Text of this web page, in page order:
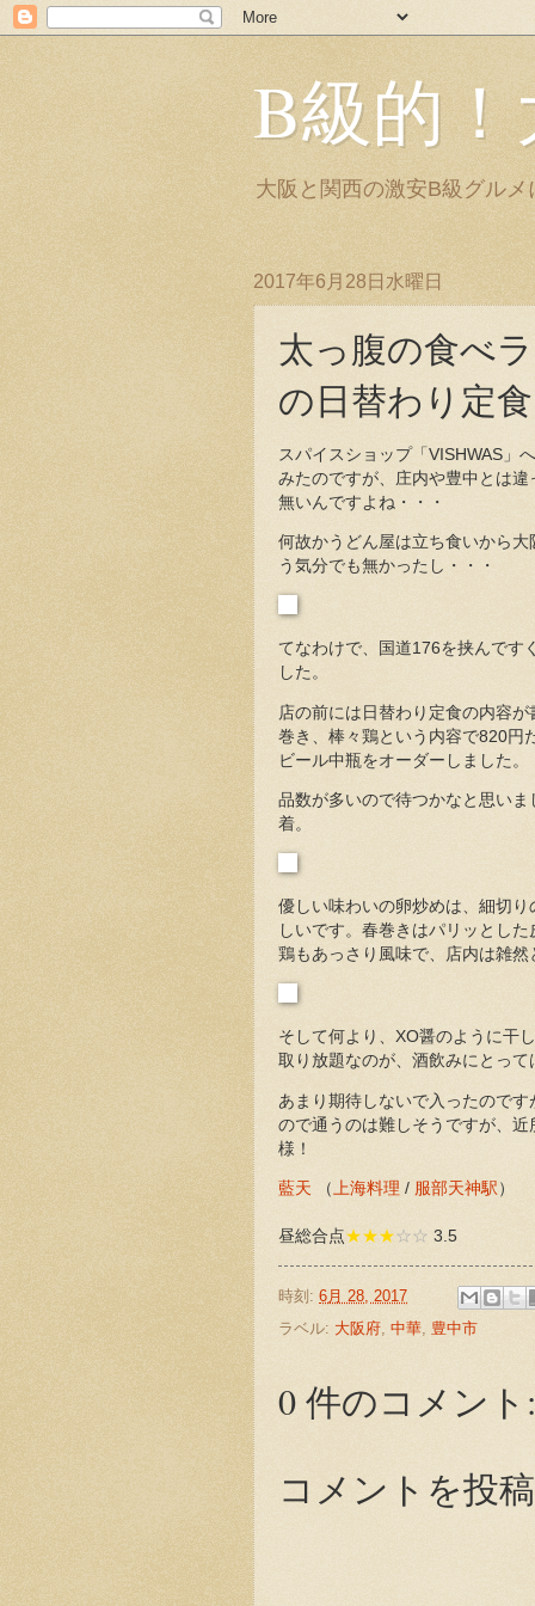
B級的
大阪と関西の激安B級グル
2017年6月28日水曜日
太っ腹の食べ
の日替わり定
スパイスショップ「VISHWAS」
みたのですが、庄内や豊中とは
無いんですよね・・・
何故かうどん屋は立ち食いから
う気分でも無かったし・・・
てなわけで、国道176を挟んです
した。
店の前には日替わり定食の内容
巻き、棒々鶏という内容で820円
ビール中瓶をオーダーしました。
品数が多いので待つかなと思い
着。
優しい味わいの卵炒めは、細切
しいです。春巻きはパリッとし
鶏もあっさり風味で、店内は雑
そして何より、XO醤のように干
取り放題なのが、酒飲みにとって
あまり期待しないで入ったので
ので通うのは難しそうですが、
様！
藍天 （上海料理 / 服部天神駅 ）
昼総合点★★★ ☆☆ 3.5
時刻: 6月 28, 2017
ラベル: 大阪府, 中華, 豊中市
0 件のコメント:
コメントを投稿